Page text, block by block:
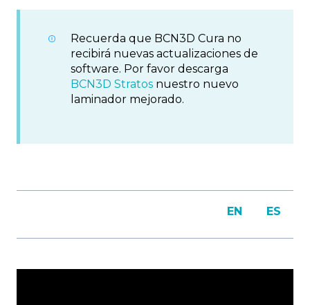
Recuerda que BCN3D Cura no
recibirá nuevas actualizaciones de
software. Por favor descarga
BCN3D Stratos nuestro nuevo
laminador mejorado.
EN ES